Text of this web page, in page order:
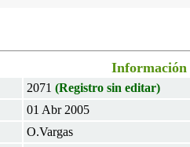
Información
2071 (Registro sin editar)
01 Abr 2005
O.Vargas